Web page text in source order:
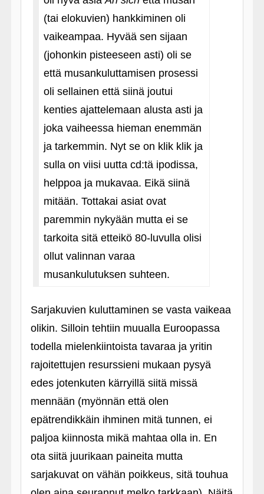
(tai elokuvien) hankkiminen oli
vaikeampaa. Hyvää sen sijaan
(johonkin pisteeseen asti) oli se
että musankuluttamisen prosessi
oli sellainen että siinä joutui
kenties ajattelemaan alusta asti ja
joka vaiheessa hieman enemmän
ja tarkemmin. Nyt se on klik klik ja
sulla on viisi uutta cd:tä ipodissa,
helppoa ja mukavaa. Eikä siinä
mitään. Tottakai asiat ovat
paremmin nykyään mutta ei se
tarkoita sitä etteikö 80-luvulla olisi
ollut valinnan varaa
musankulutuksen suhteen.
Sarjakuvien kuluttaminen se vasta vaikeaa
olikin. Silloin tehtiin muualla Euroopassa
todella mielenkiintoista tavaraa ja yritin
rajoitettujen resurssieni mukaan pysyä
edes jotenkuten kärryillä siitä missä
mennään (myönnän että olen
epätrendikkäin ihminen mitä tunnen, ei
paljoa kiinnosta mikä mahtaa olla in. En
ota siitä juurikaan paineita mutta
sarjakuvat on vähän poikkeus, sitä touhua